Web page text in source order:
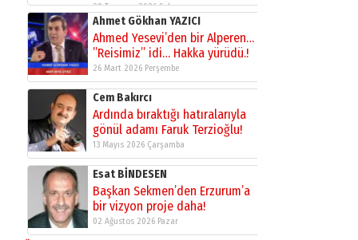
28 Temmuz 2026 Salı
Ahmet Gökhan YAZICI
Ahmed Yesevi’den bir Alperen…
”Reisimiz” idi… Hakka yürüdü.!
26 Mart 2026 Perşembe
Cem Bakırcı
Ardında bıraktığı hatıralarıyla
gönül adamı Faruk Terzioğlu!
13 Mayıs 2026 Çarşamba
Esat BİNDESEN
Başkan Sekmen’den Erzurum’a
bir vizyon proje daha!
02 Ağustos 2026 Pazar